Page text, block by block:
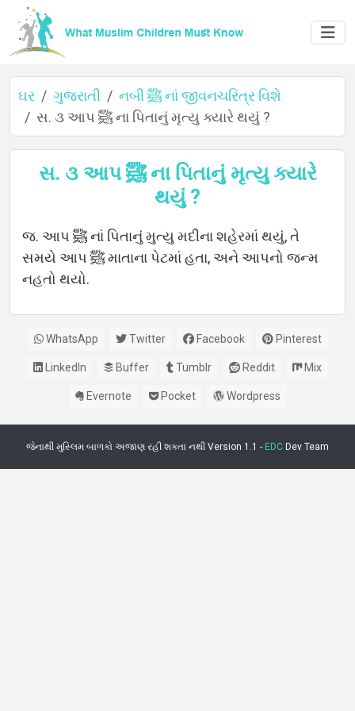
ઘર
ઘર ગુજરાતી
નબી ﷺ નાં જીવનચરિત્ર વિશે
સ. ૩ આપ ﷺ ના પિતાનું મૃત્યુ ક્યારે થયું ?
સ. ૩ આપ ﷺ ના પિતાનું મૃત્યુ ક્યારે
થયું ?
જ. આપ ﷺ નાં પિતાનું મુત્યુ મદીના શહેરમાં થયું, તે
સમયે આપ ﷺ માતાના પેટમાં હતા, અને આપનો જન્મ
નહતો થયો.
WhatsApp Twitter Facebook Pinterest
LinkedIn Buffer Tumblr Reddit Mix
Evernote Pocket Wordpress
જેનાથી મુસ્લિમ બાળકો અજાણ રહી શકતા નથી Version 1.1 - EDC Dev Team